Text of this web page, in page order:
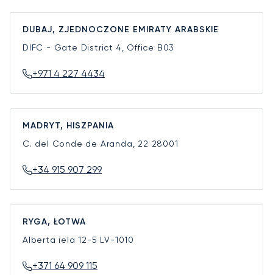
DUBAJ, ZJEDNOCZONE EMIRATY ARABSKIE
DIFC - Gate District 4, Office B03
+971 4 227 4434
MADRYT, HISZPANIA
C. del Conde de Aranda, 22 28001
+34 915 907 299
RYGA, ŁOTWA
Alberta iela 12-5 LV-1010
+371 64 909 115